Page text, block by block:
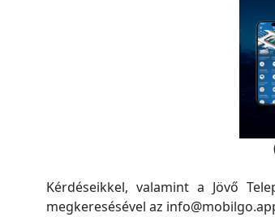
Kérdéseikkel, valamint a Jövő
megkeresésével az